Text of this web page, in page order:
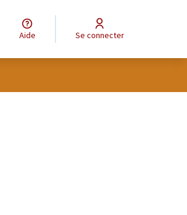
Aide Se connecter